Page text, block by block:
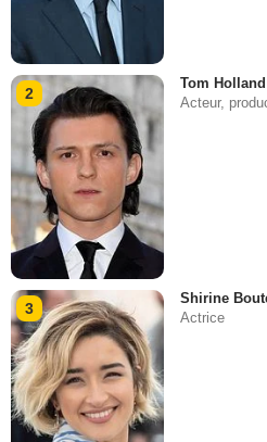
2
Tom Holland
Acteur,
3
Shirine
Actrice